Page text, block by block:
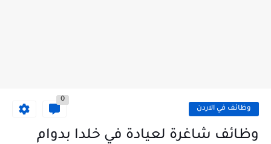
وظائف في الاردن
0
وظائف شاغرة لعيادة في خلدا بدوام